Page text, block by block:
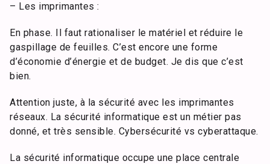
– Les imprimantes :
En phase. Il faut rationaliser le matériel et réduire le
gaspillage de feuilles. C’est encore une forme
d’économie d’énergie et de budget. Je dis que c’est
bien.
Attention juste, à la sécurité avec les imprimantes
réseaux. La sécurité informatique est un métier pas
donné, et très sensible. Cybersécurité vs cyberattaque.
La sécurité informatique occupe une place centrale